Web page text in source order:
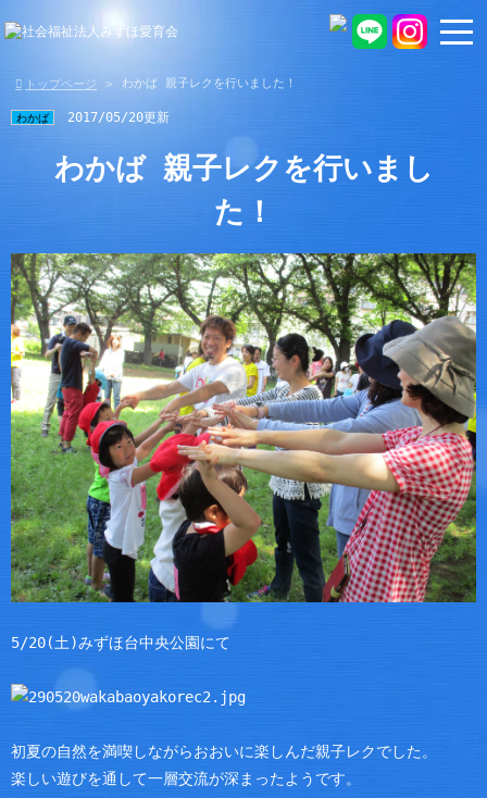
トップページ わかば 親子レクを行いました！
わかば 2017/05/20更新
わかば 親子レクを行いまし
た！
5/20(土)みずほ台中央公園にて
初夏の自然を満喫しながらおおいに楽しんだ親子レクでした。
楽しい遊びを通して一層交流が深まったようです。